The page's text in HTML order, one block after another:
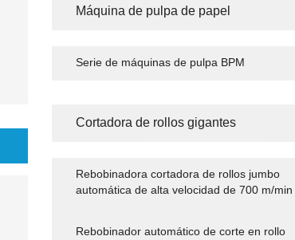
Máquina de pulpa de papel
Serie de máquinas de pulpa BPM
Cortadora de rollos gigantes
Rebobinadora cortadora de rollos jumbo
automática de alta velocidad de 700 m/min
Rebobinador automático de corte en rollo